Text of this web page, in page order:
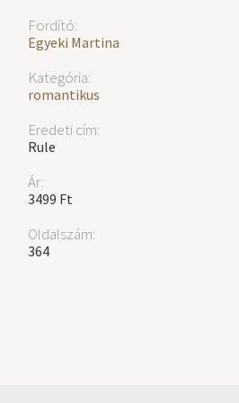
Fordító:
Egyeki Martina
Kategória:
romantikus
Eredeti cím:
Rule
Ár:
3499 Ft
Oldalszám:
364